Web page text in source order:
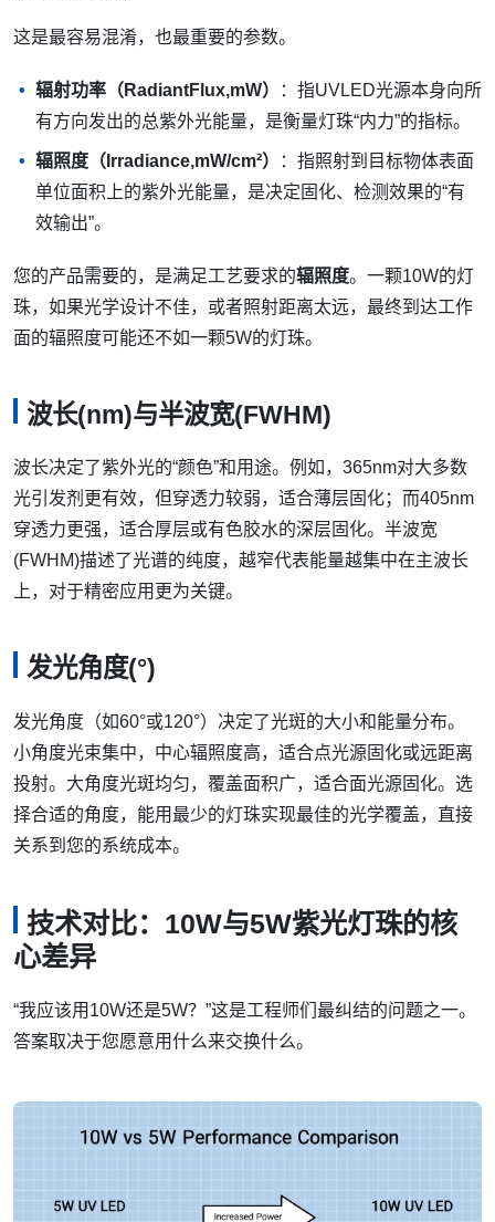
这是最容易混淆，也最重要的参数。
辐射功率（RadiantFlux,mW）
：指UVLED光源本身向所
有方向发出的总紫外光能量，是衡量灯珠“内力”的指标。
辐照度（Irradiance,mW/cm²）
：指照射到目标物体表面
单位面积上的紫外光能量，是决定固化、检测效果的“有
效输出”。
您的产品需要的，是满足工艺要求的辐照度。一颗10W的灯
珠，如果光学设计不佳，或者照射距离太远，最终到达工作
面的辐照度可能还不如一颗5W的灯珠。
波长(nm)与半波宽(FWHM)
波长决定了紫外光的“颜色”和用途。例如，365nm对大多数
光引发剂更有效，但穿透力较弱，适合薄层固化；而405nm
穿透力更强，适合厚层或有色胶水的深层固化。半波宽
(FWHM)描述了光谱的纯度，越窄代表能量越集中在主波长
上，对于精密应用更为关键。
发光角度(°)
发光角度（如60°或120°）决定了光斑的大小和能量分布。
小角度光束集中，中心辐照度高，适合点光源固化或远距离
投射。大角度光斑均匀，覆盖面积广，适合面光源固化。选
择合适的角度，能用最少的灯珠实现最佳的光学覆盖，直接
关系到您的系统成本。
技术对比：10W与5W紫光灯珠的核
心差异
“我应该用10W还是5W？”这是工程师们最纠结的问题之一。
答案取决于您愿意用什么来交换什么。